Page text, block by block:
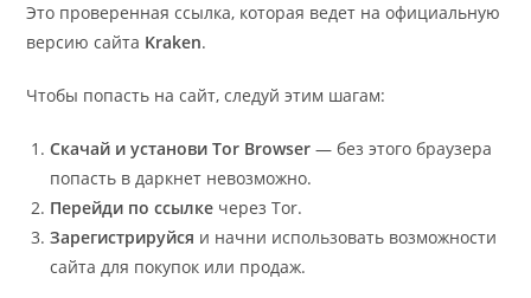
Это проверенная ссылка, которая ведет на официальную
версию сайта Kraken.
Чтобы попасть на сайт, следуй этим шагам:
Скачай и установи Tor Browser — без этого браузера
попасть в даркнет невозможно.
Перейди по ссылке через Tor.
Зарегистрируйся и начни использовать возможности
сайта для покупок или продаж.